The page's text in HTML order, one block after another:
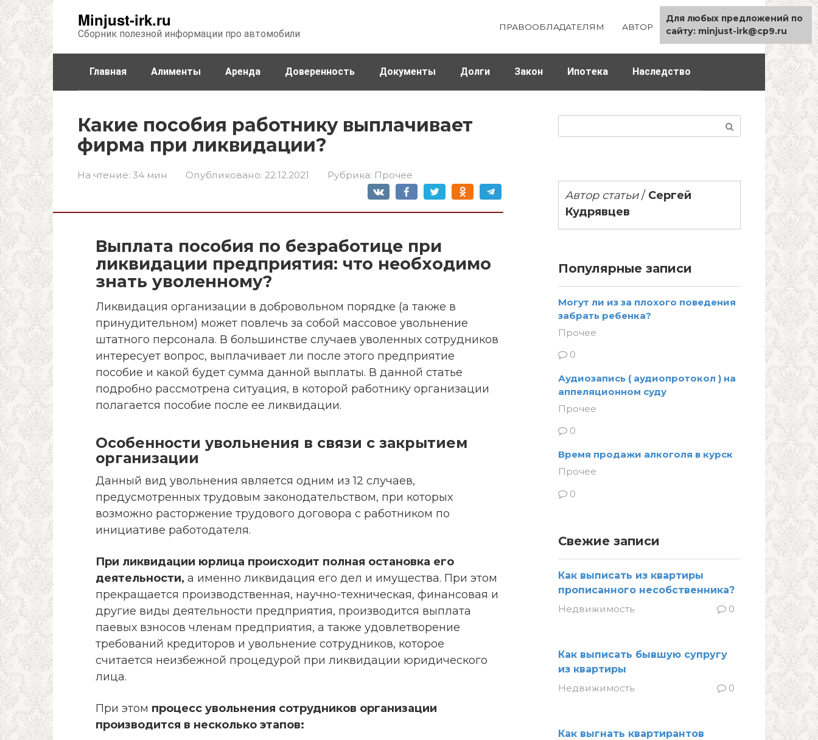
Minjust-irk.ru
Сборник полезной информации про автомобили
ПРАВООБЛАДАТЕЛЯМ АВТОР КАРТА САЙТА
Главная Алименты Аренда Доверенность Документы Долги Закон Ипотека Наследство
Какие пособия работнику выплачивает
фирма при ликвидации?
На чтение: 34 мин Опубликовано: 22.12.2021 Рубрика: Прочее
Выплата пособия по безработице при
ликвидации предприятия: что необходимо
знать уволенному?
Ликвидация организации в добровольном порядке (а также в
принудительном) может повлечь за собой массовое увольнение
штатного персонала. В большинстве случаев уволенных сотрудников
интересует вопрос, выплачивает ли после этого предприятие
пособие и какой будет сумма данной выплаты. В данной статье
подробно рассмотрена ситуация, в которой работнику организации
полагается пособие после ее ликвидации.
Особенности увольнения в связи с закрытием
организации
Данный вид увольнения является одним из 12 случаев,
предусмотренных трудовым законодательством, при которых
возможно расторжение трудового договора с работником по
инициативе работодателя.
При ликвидации юрлица происходит полная остановка его
деятельности, а именно ликвидация его дел и имущества. При этом
прекращается производственная, научно-техническая, финансовая и
другие виды деятельности предприятия, производится выплата
паевых взносов членам предприятия, а также удовлетворение
требований кредиторов и увольнение сотрудников, которое
считается неизбежной процедурой при ликвидации юридического
лица.
При этом процесс увольнения сотрудников организации
производится в несколько этапов:
Автор статьи/ Сергей
Кудрявцев
Популярные записи
Могут ли из за плохого поведения
забрать ребенка?
Прочее
0
Аудиозапись ( аудиопротокол ) на
аппеляционном суду
Прочее
0
Время продажи алкоголя в курск
Прочее
0
Свежие записи
Как выписать из квартиры
прописанного несобственника?
Недвижимость
0
Как выписать бывшую супругу
из квартиры
Недвижимость
0
Как выгнать квартирантов
Для любых предложений по
сайту: minjust-irk@cp9.ru